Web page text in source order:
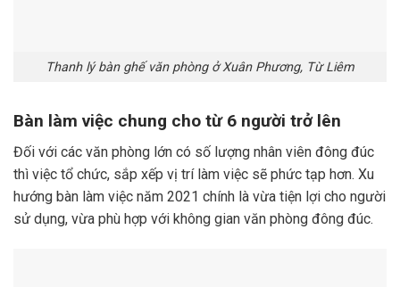
Thanh lý bàn ghế văn phòng ở Xuân Phương, Từ Liêm
Bàn làm việc chung cho từ 6 người trở lên
Đối với các văn phòng lớn có số lượng nhân viên đông đúc
thì việc tổ chức, sắp xếp vị trí làm việc sẽ phức tạp hơn. Xu
hướng bàn làm việc năm 2021 chính là vừa tiện lợi cho người
sử dụng, vừa phù hợp với không gian văn phòng đông đúc.